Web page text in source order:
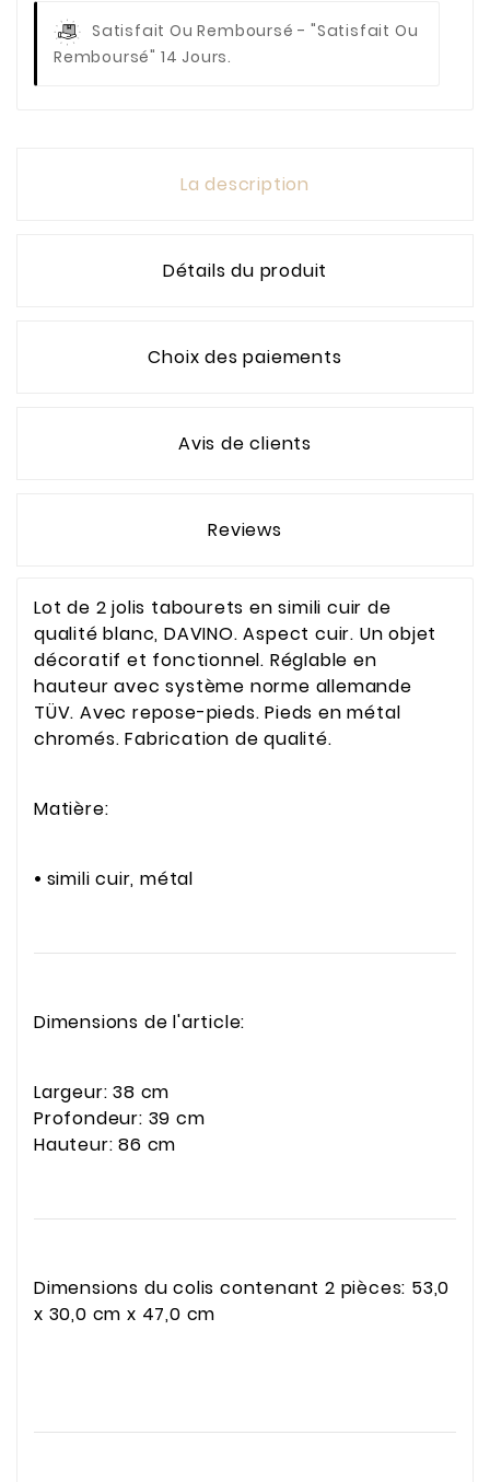
Satisfait Ou Remboursé- "Satisfait Ou
Remboursé" 14 Jours.
La description
Détails du produit
Choix des paiements
Avis de clients
Reviews
Lot de 2 jolis tabourets en simili cuir de
qualité blanc, DAVINO. Aspect cuir. Un objet
décoratif et fonctionnel. Réglable en
hauteur avec système norme allemande
TÜV. Avec repose-pieds. Pieds en métal
chromés. Fabrication de qualité.
Matière:
• simili cuir, métal
Dimensions de l'article:
Largeur: 38 cm
Profondeur: 39 cm
Hauteur: 86 cm
Dimensions du colis contenant 2 pièces: 53,0
x 30,0 cm x 47,0 cm